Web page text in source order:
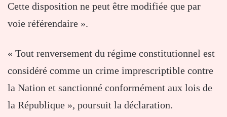
Cette disposition ne peut être modifiée que par
voie référendaire ».
« Tout renversement du régime constitutionnel est
considéré comme un crime imprescriptible contre
la Nation et sanctionné conformément aux lois de
la République », poursuit la déclaration.